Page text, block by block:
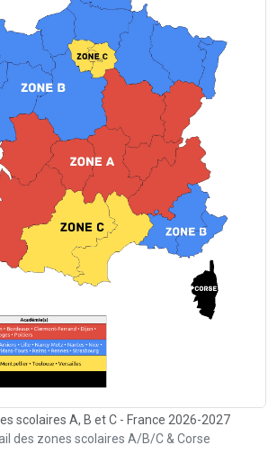
scolaires A, B et C - France 2026-2027
des zones scolaires A/B/C & Corse